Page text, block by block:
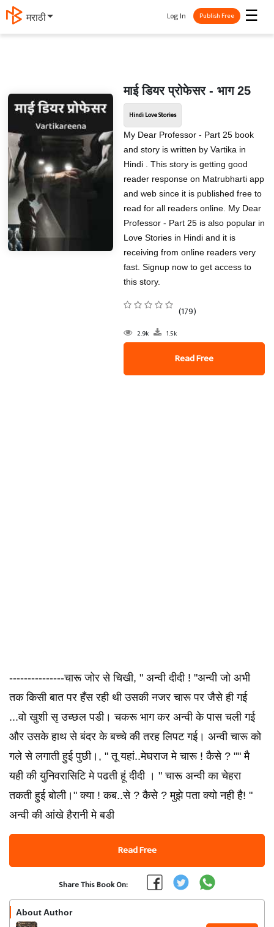
मराठी ☰
Log In Publish Free
माई डियर प्रोफेसर - भाग 25
Hindi Love Stories
My Dear Professor - Part 25 book
and story is written by Vartika in
Hindi . This story is getting good
reader response on Matrubharti app
and web since it is published free to
read for all readers online. My Dear
Professor - Part 25 is also popular in
Love Stories in Hindi and it is
receiving from online readers very
fast. Signup now to get access to
this story.
(179)
2.9k 1.5k
Read Free
---------------चारू जोर से चिखी, " अन्वी दीदी ! "अन्वी जो अभी
तक किसी बात पर हँस रही थी उसकी नजर चारू पर जैसे ही गई
...वो खुशी सृ उच्छल पडी। चकरू भाग कर अन्वी के पास चली गई
और उसके हाथ से बंदर के बच्चे की तरह लिपट गई। अन्वी चारू को
गले से लगाती हुई पुछी।, " तू यहां..मेघराज मे चारू ! कैसे ? "" मै
यही की युनिवरासिटि मे पढती हूं दीदी । " चारू अन्वी का चेहरा
तकती हुई बोली।" क्या ! कब..से ? कैसे ? मुझे पता क्यो नही है! "
अन्वी की आंखे हैरानी मे बडी
Read Free
Share This Book On:
About Author